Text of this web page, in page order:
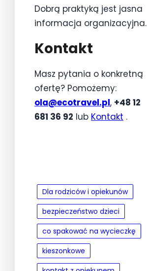
Dobrą praktyką jest jasna
informacja organizacyjna.
Kontakt
Masz pytania o konkretną
ofertę? Pomożemy:
ola@ecotravel.pl, +48 12
681 36 92 lub Kontakt .
Dla rodziców i opiekunów
bezpieczeństwo dzieci
co spakować na wycieczkę
kieszonkowe